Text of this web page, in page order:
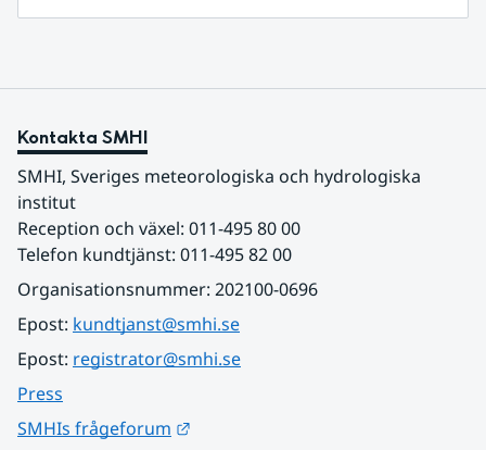
Kontakta SMHI
SMHI, Sveriges meteorologiska och hydrologiska
institut
Reception och växel: 011-495 80 00
Telefon kundtjänst: 011-495 82 00
Organisationsnummer: 202100-0696
Epost: kundtjanst@smhi.se
Epost: registrator@smhi.se
Press
SMHIs frågeforum